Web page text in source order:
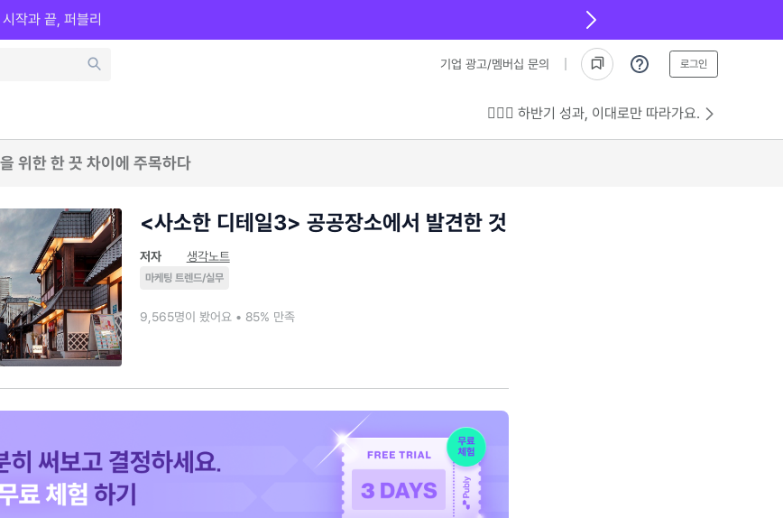
기업 광고/멤버십 문의 로그인
💁🏻‍♂️ 하반기 성과, 이대로만 따라가요.
작과 끝, 퍼블리
위한 한 끗 차이에 주목하다
<사소한 디테일3> 공공장소에서 발견한 것
저자 생각노트
마케팅 트렌드/실무
9,565명이 봤어요 • 85% 만족